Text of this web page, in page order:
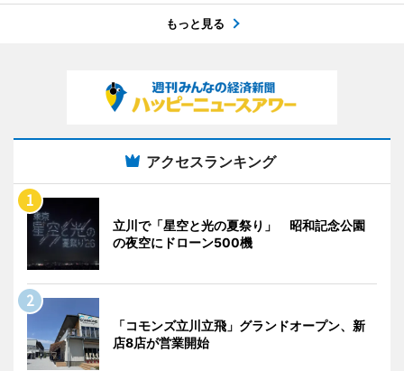
もっと見る
アクセスランキング
立川で「星空と光の夏祭り」 昭和記念公園
の夜空にドローン500機
「コモンズ立川立飛」グランドオープン、新
店8店が営業開始